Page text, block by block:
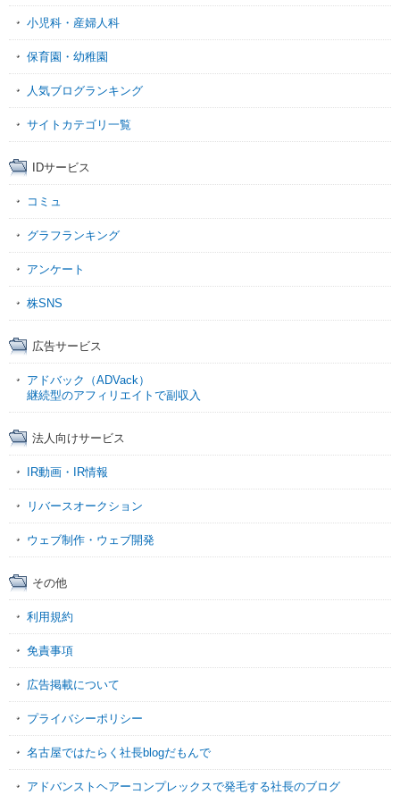
小児科・産婦人科
保育園・幼稚園
人気ブログランキング
サイトカテゴリ一覧
IDサービス
コミュ
グラフランキング
アンケート
株SNS
広告サービス
アドバック（ADVack）
継続型のアフィリエイトで副収入
法人向けサービス
IR動画・IR情報
リバースオークション
ウェブ制作・ウェブ開発
その他
利用規約
免責事項
広告掲載について
プライバシーポリシー
名古屋ではたらく社長blogだもんで
アドバンストヘアーコンプレックスで発毛する社長のブログ